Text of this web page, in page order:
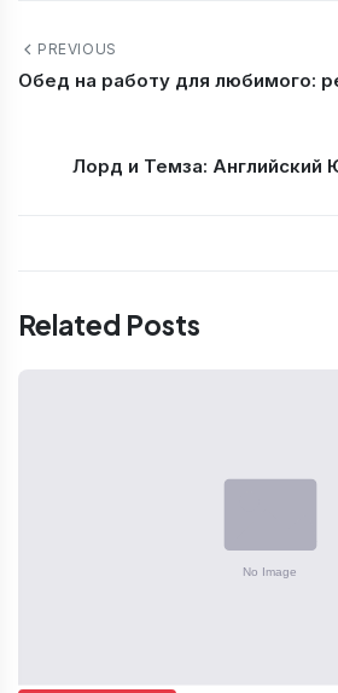
PREVIOUS
Обед на работу для любимого:
Лорд и Темза: Английский
Related Posts